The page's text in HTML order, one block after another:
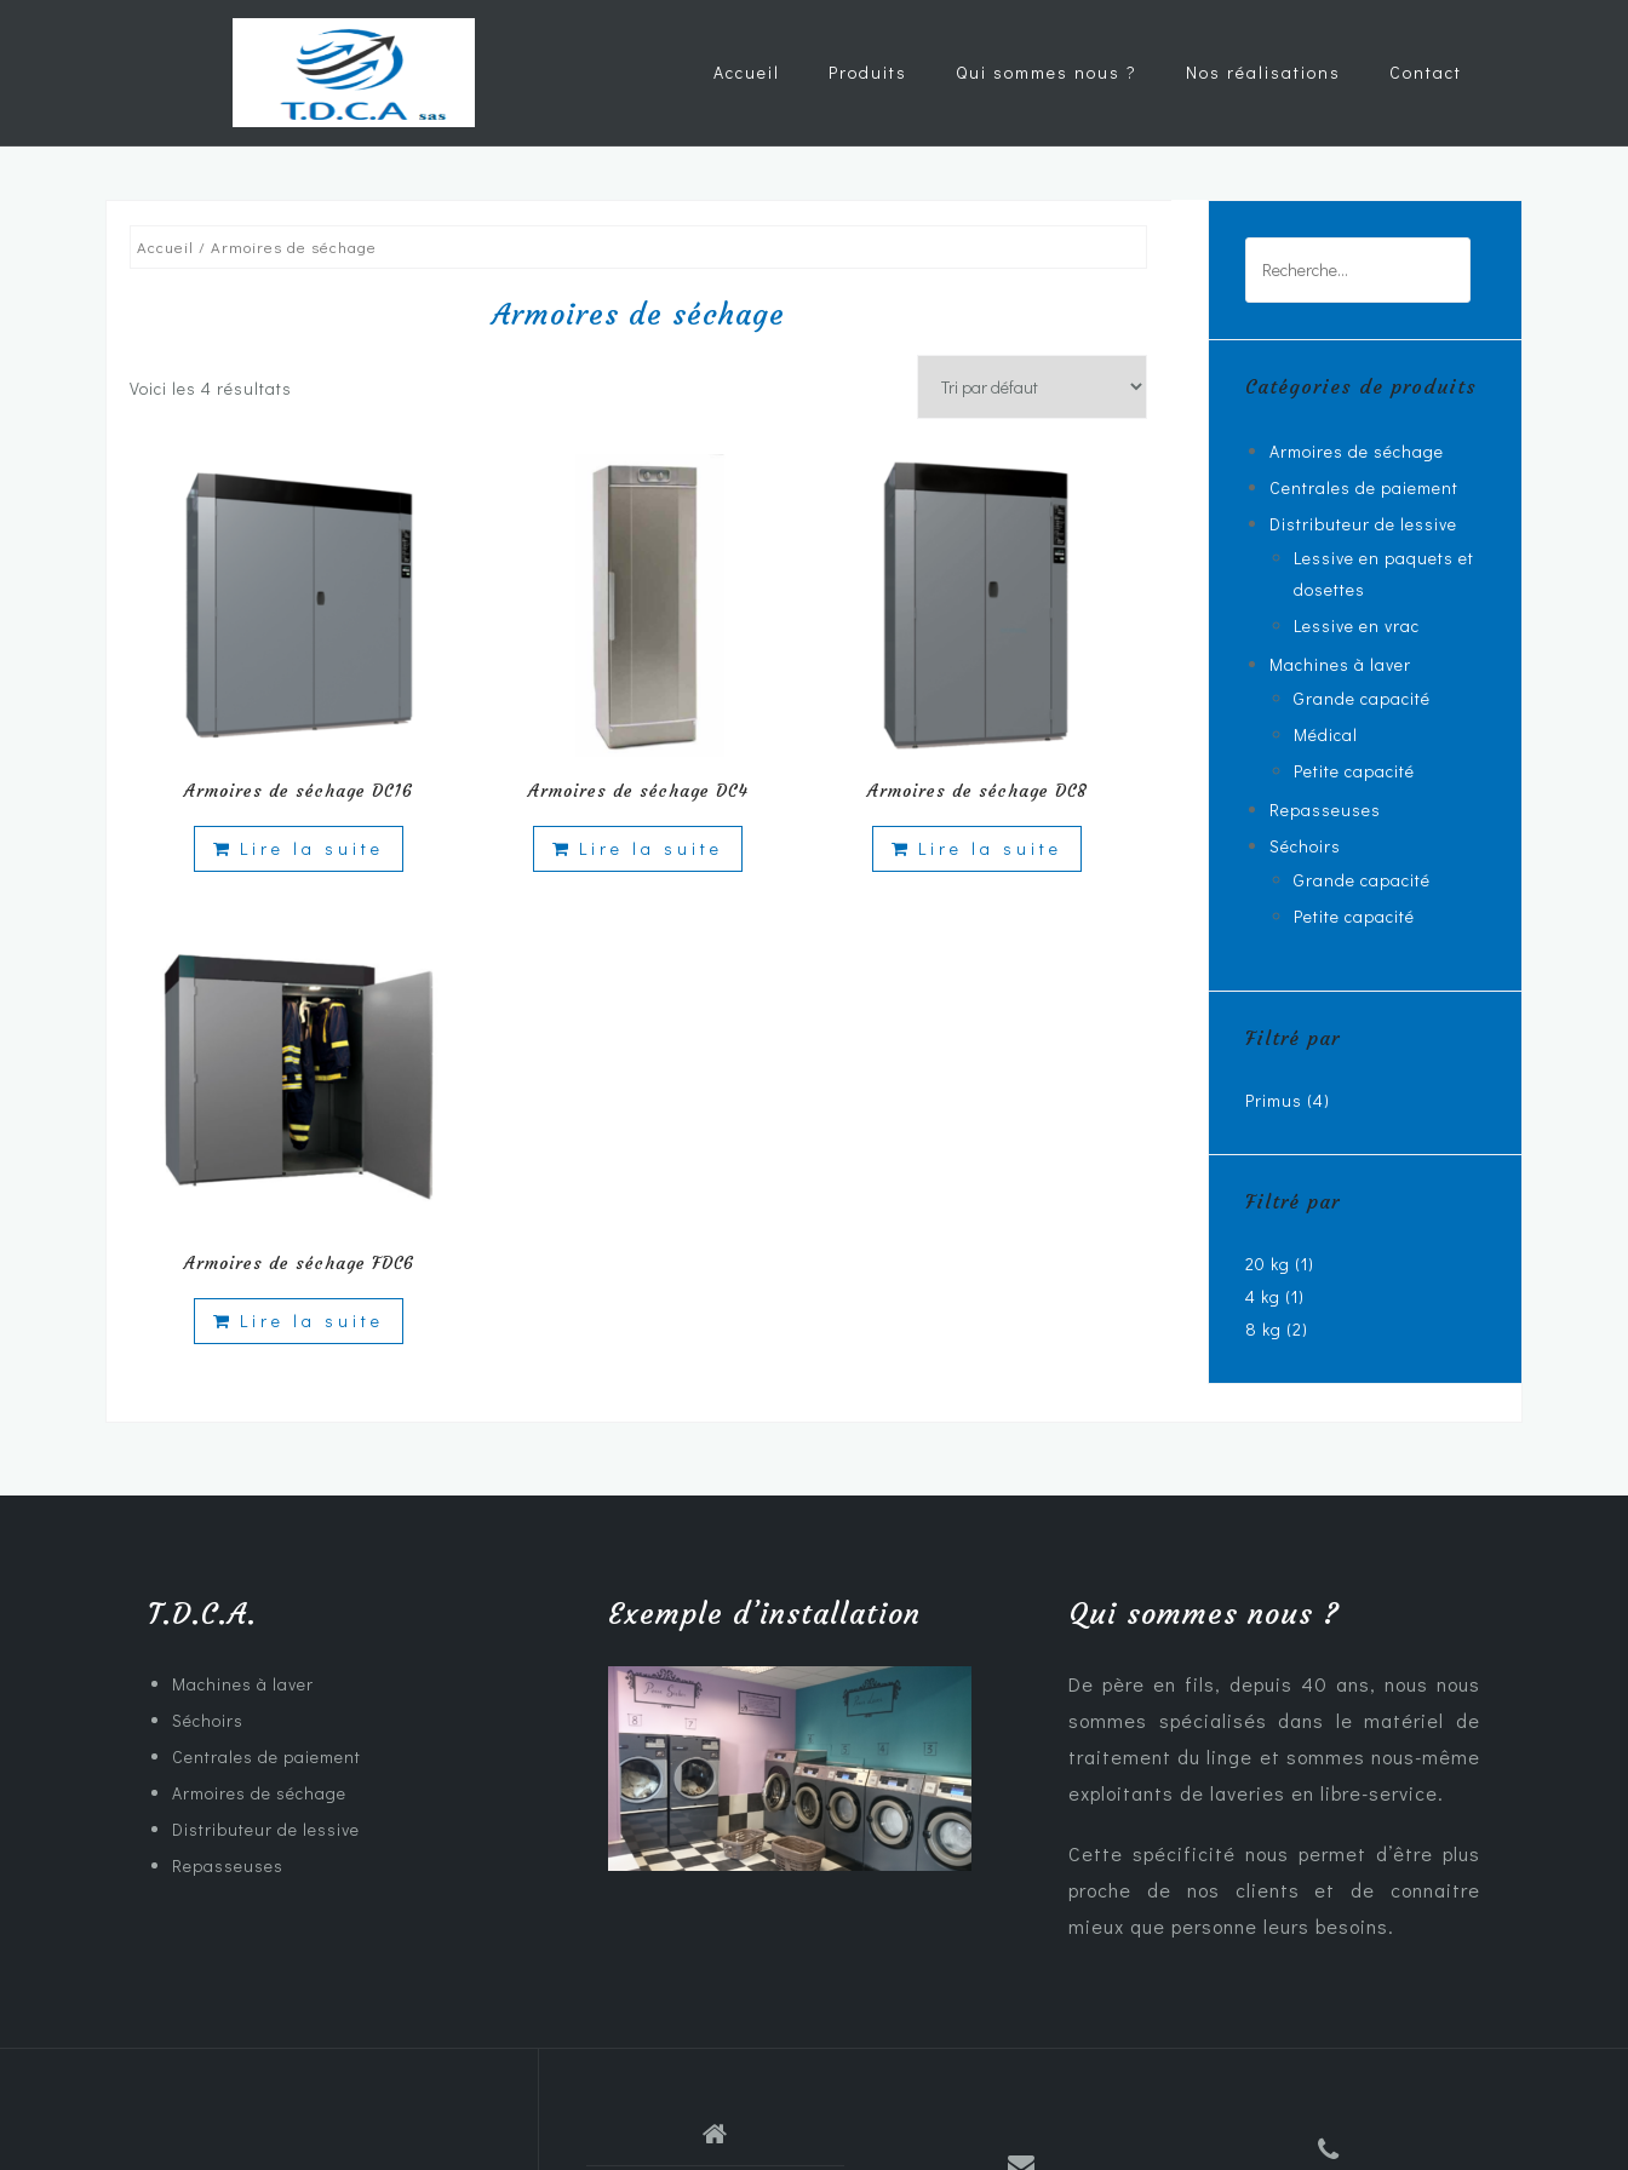
Accueil Produits Qui sommes nous ? Nos réalisations Contact
Accueil / Armoires de séchage
Armoires de séchage
Voici les 4 résultats
Armoires de séchage DC16
Lire la suite
Armoires de séchage DC4
Lire la suite
Armoires de séchage DC8
Lire la suite
Armoires de séchage FDC6
Lire la suite
Catégories de produits
Armoires de séchage
Centrales de paiement
Distributeur de lessive
Lessive en paquets et
dosettes
Lessive en vrac
Machines à laver
Grande capacité
Médical
Petite capacité
Repasseuses
Séchoirs
Grande capacité
Petite capacité
Filtré par
Primus (4)
Filtré par
20 kg (1)
4 kg (1)
8 kg (2)
T.D.C.A.
Machines à laver
Séchoirs
Centrales de paiement
Armoires de séchage
Distributeur de lessive
Repasseuses
Exemple d’installation Qui sommes nous ?
De père en fils, depuis 40 ans, nous nous
sommes spécialisés dans le matériel de
traitement du linge et sommes nous-même
exploitants de laveries en libre-service.
Cette spécificité nous permet d’être plus
proche de nos clients et de connaitre
mieux que personne leurs besoins.